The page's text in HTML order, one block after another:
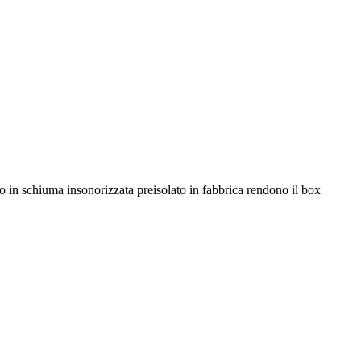
schiuma insonorizzata preisolato in fabbrica rendono il box